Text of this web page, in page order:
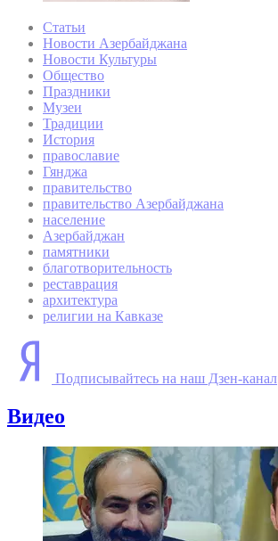
Статьи
Новости Азербайджана
Новости Культуры
Общество
Праздники
Музеи
Традиции
История
православие
Гянджа
правительство
правительство Азербайджана
население
Азербайджан
памятники
благотворительность
реставрация
архитектура
религии на Кавказе
Подписывайтесь на наш Дзен-канал
Видео